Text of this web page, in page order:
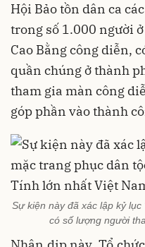
Hội Bảo tồn dân ca
trong số 1.000 người
Cao Bằng công diễn,
quần chúng ở thành
tham gia màn công
góp phần vào thành
Sự kiện này đã xác lập kỷ
có số lượng người